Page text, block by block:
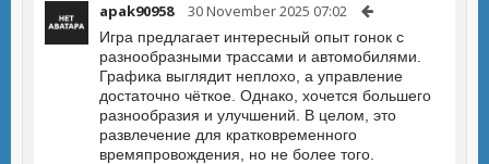
apak90958 30 November 2025 07:02
Игра предлагает интересный опыт гонок с
разнообразными трассами и автомобилями.
Графика выглядит неплохо, а управление
достаточно чёткое. Однако, хочется большего
разнообразия и улучшений. В целом, это
развлечение для кратковременного
времяпровождения, но не более того.